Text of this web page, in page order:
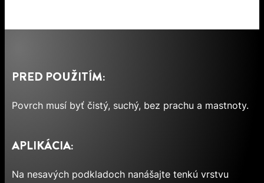
PRED POUŽITÍM:
Povrch musí byť čistý, suchý, bez prachu a mastnoty.
APLIKÁCIA:
Na nesavých podkladoch nanášajte tenkú vrstvu